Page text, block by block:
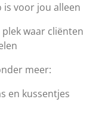
is voor jou alleen
waar cliënten
meer:
en kussentjes